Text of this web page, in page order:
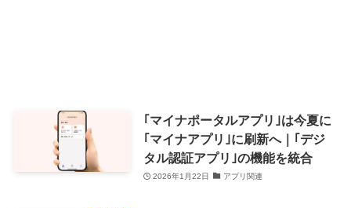
｢マイナポータルアプリ｣は今夏に
｢マイナアプリ｣に刷新へ｜｢デジ
タル認証アプリ｣の機能を統合
2026年1月22日 アプリ関連